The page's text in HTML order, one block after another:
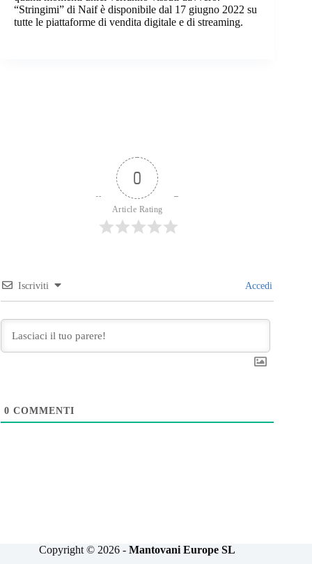
“Stringimi” di Naif è disponibile dal 17 giugno 2022 su
tutte le piattaforme di vendita digitale e di streaming.
0
Article Rating
Iscriviti Accedi
0 COMMENTI
Copyright © 2026 -Mantovani Europe SL